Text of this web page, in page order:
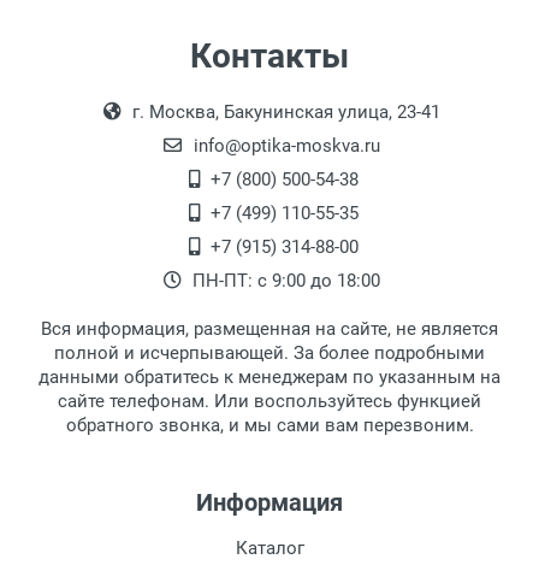
Самовывоз.
Оплата товара производится
наличными непосредственно на пункте
выдачи товара.
Перечисление средств на расчетный счет.
18:00, по субботам с 11:00 до 15:00, в
офисе по адресу: г. Москва,
Переведеновский переулок 17, корпус 1,
второй этаж, тел. +7 (499) 110-55-35.
После того, как заказ поступает в пункт
выдачи, наш менеджер связывается с
клиентом и оповещает о поступлении
Для получения товара при себе
обязательно иметь паспорт.
Заказ необходимо забрать в течение 3
рабочих дней с момента поступления на
дополнительных расходов за хранение
Контакты
г. Москва, Бакунинская улица, 23-41
info@optika-moskva.ru
+7 (800) 500-54-38
+7 (499) 110-55-35
+7 (915) 314-88-00
ПН-ПТ: с 9:00 до 18:00
Вся информация, размещенная на сайте, не является
полной и исчерпывающей. За более подробными
данными обратитесь к менеджерам по указанным на
сайте телефонам. Или воспользуйтесь функцией
обратного звонка, и мы сами вам перезвоним.
Информация
Каталог